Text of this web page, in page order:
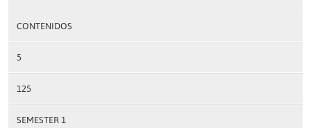
CONTENIDOS
5
125
SEMESTER 1